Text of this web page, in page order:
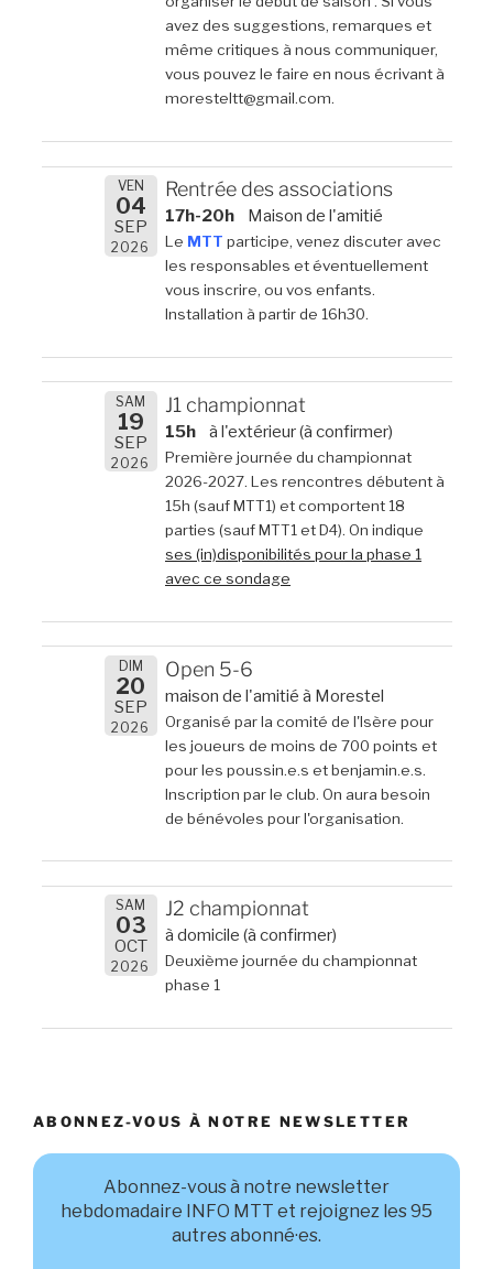
avez des suggestions, remarques et
même critiques à nous communiquer,
vous pouvez le faire en nous écrivant à
moresteltt@gmail.com.
VEN
04
SEP
2026
Rentrée des associations
17h-20h Maison de l'amitié
Le MTT participe, venez discuter avec
les responsables et éventuellement
vous inscrire, ou vos enfants.
Installation à partir de 16h30.
SAM
19
SEP
2026
J1 championnat
15h à l'extérieur (à confirmer)
Première journée du championnat
2026-2027. Les rencontres débutent à
15h (sauf MTT1) et comportent 18
parties (sauf MTT1 et D4). On indique
ses (in)disponibilités pour la phase 1
avec ce sondage
DIM
20
SEP
2026
Open 5-6
maison de l'amitié à Morestel
Organisé par la comité de l'Isère pour
les joueurs de moins de 700 points et
pour les poussin.e.s et benjamin.e.s.
Inscription par le club. On aura besoin
de bénévoles pour l'organisation.
SAM
03
OCT
2026
J2 championnat
à domicile (à confirmer)
Deuxième journée du championnat
phase 1
ABONNEZ-VOUS À NOTRE NEWSLETTER
Abonnez-vous à notre newsletter
hebdomadaire INFO MTT et rejoignez les 95
autres abonné·es.